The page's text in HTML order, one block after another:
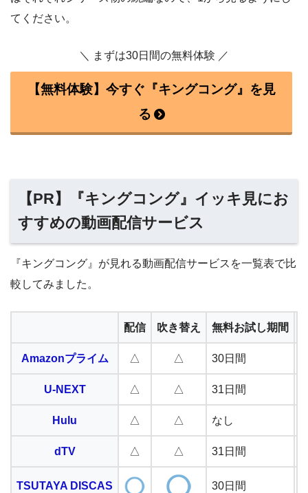
てください。
＼ まずは30日間の無料体験 ／
【無料体験】今すぐ『キングコング』を見
る
【PR】『キングコング』イッキ見にお
すすめの動画配信サービス
『キングコング』が見れる動画配信サービスを一覧表で比
較してみました。
配信 吹き替え 無料お試し期間
Amazonプライム △ △ 30日間
U-NEXT △ △ 31日間
Hulu △ △ なし
dTV △ △ 31日間
TSUTAYA DISCAS 30日間